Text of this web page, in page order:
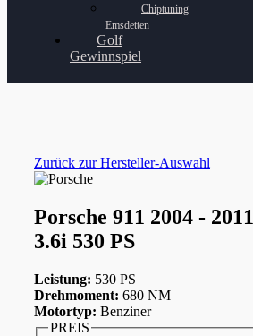
Chiptuning
Emsdetten
Golf
Gewinnspiel
Zurück zur Hersteller-Auswahl
Porsche 911 2004 - 2011 997 GT2
3.6i 530 PS
Leistung: 530 PS
Drehmoment: 680 NM
Motortyp: Benziner
PREIS